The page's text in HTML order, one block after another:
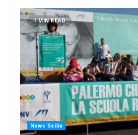
1 MIN READ
News Sicilia